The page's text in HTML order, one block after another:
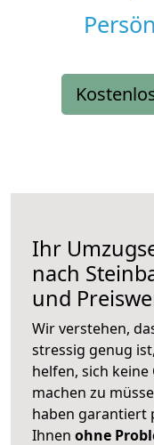
Ihr
nach
und
Wir verstehen,
stressig genug
helfen, sich
machen zu
haben garantiert
Ihnen ohne